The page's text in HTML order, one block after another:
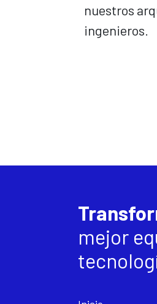
nuestros
ingenieros.
mejor